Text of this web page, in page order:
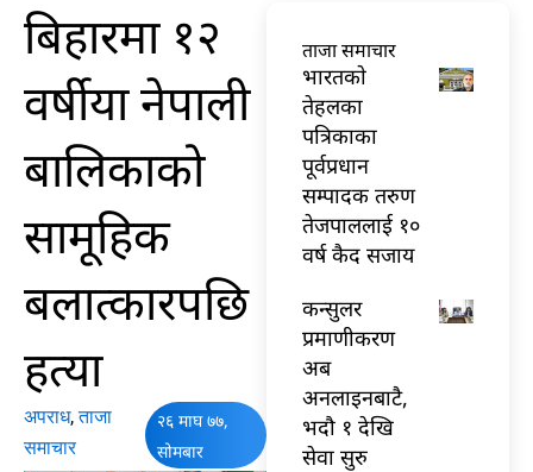
बिहारमा १२
वर्षीया नेपाली
बालिकाको
सामूहिक
बलात्कारपछि
हत्या
अपराध,ताजा
समाचार
२६ माघ ७७,
सोमबार
ताजा समाचार
भारतकाे
तेहलका
पत्रिकाका
पूर्वप्रधान
सम्पादक तरुण
तेजपाललाई १०
वर्ष कैद सजाय
कन्सुलर
प्रमाणीकरण
अब
अनलाइनबाटै,
भदौ १ देखि
सेवा सुरु